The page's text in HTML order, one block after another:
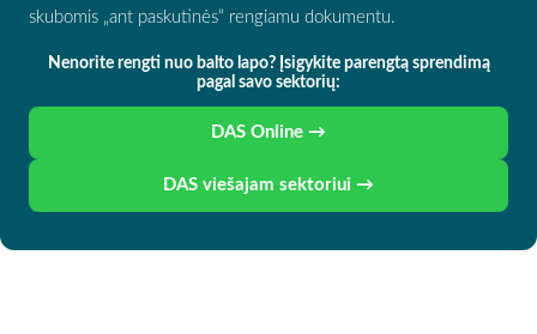
skubomis „ant paskutinės“ rengiamu dokumentu.
Nenorite rengti nuo balto lapo? Įsigykite parengtą sprendimą
pagal savo sektorių:
DAS Online →
DAS viešajam sektoriui →